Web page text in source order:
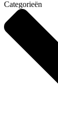
Categorieën